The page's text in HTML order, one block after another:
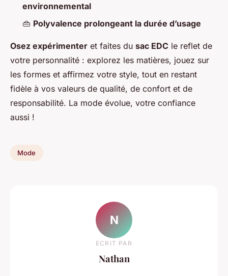
environnemental
👜 Polyvalence prolongeant la durée d’usage
Osez expérimenter et faites du sac EDC le reflet de
votre personnalité : explorez les matières, jouez sur
les formes et affirmez votre style, tout en restant
fidèle à vos valeurs de qualité, de confort et de
responsabilité. La mode évolue, votre confiance
aussi !
Mode
N
ECRIT PAR
Nathan